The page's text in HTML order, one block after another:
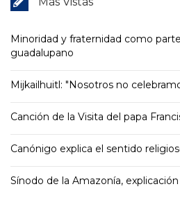
Minoridad y fraternidad como
guadalupano
Mijkailhuitl: "Nosotros no
Canción de la Visita del papa
Canónigo explica el sentido
Sínodo de la Amazonía,